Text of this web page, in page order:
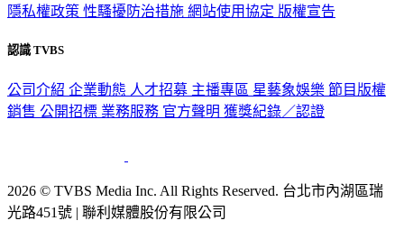
隱私權政策 性騷擾防治措施 網站使用協定 版權宣告
認識 TVBS
公司介紹 企業動態 人才招募 主播專區 星藝象娛樂 節目版權
銷售 公開招標 業務服務 官方聲明 獲獎紀錄／認證
2026 © TVBS Media Inc. All Rights Reserved. 台北市內湖區瑞
光路451號 | 聯利媒體股份有限公司